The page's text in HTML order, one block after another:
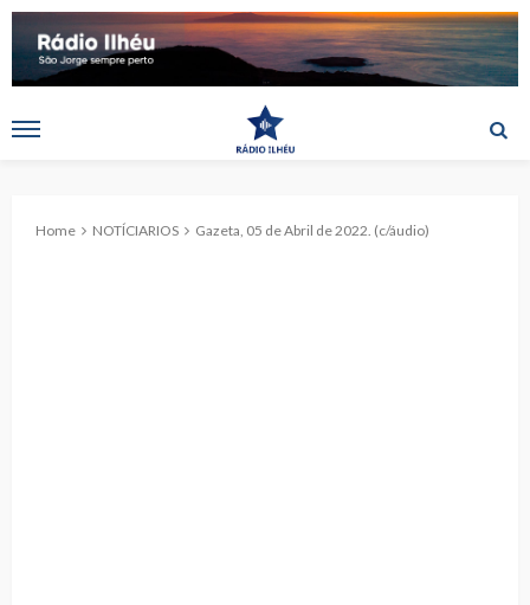
Home NOTÍCIARIOS Gazeta, 05 de Abril de 2022. (c/áudio)